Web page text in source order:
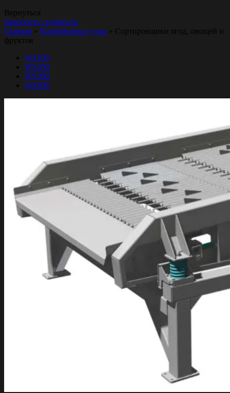
Вернуться
Запросить стоимость
Главная » Конвейерные узлы » Сортировщики ягод, овощей и
фруктов
WS100
WS200
WS300
WS400